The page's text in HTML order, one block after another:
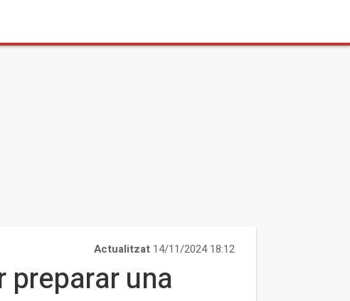
Actualitzat 14/11/2024 18:12
preparar una